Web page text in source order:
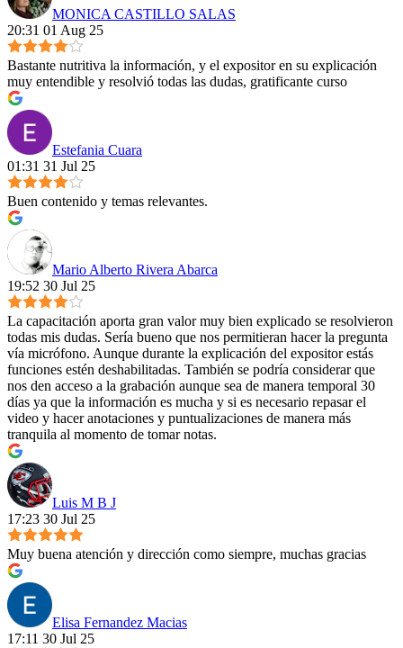
MONICA CASTILLO SALAS
20:31 01 Aug 25
Bastante nutritiva la información, y el expositor en su explicación
muy entendible y resolvió todas las dudas, gratificante curso
Estefania Cuara
01:31 31 Jul 25
Buen contenido y temas relevantes.
Mario Alberto Rivera Abarca
19:52 30 Jul 25
La capacitación aporta gran valor muy bien explicado se resolvieron
todas mis dudas. Sería bueno que nos permitieran hacer la pregunta
vía micrófono. Aunque durante la explicación del expositor estás
funciones estén deshabilitadas. También se podría considerar que
nos den acceso a la grabación aunque sea de manera temporal 30
días ya que la información es mucha y si es necesario repasar el
video y hacer anotaciones y puntualizaciones de manera más
tranquila al momento de tomar notas.
Luis M B J
17:23 30 Jul 25
Muy buena atención y dirección como siempre, muchas gracias
Elisa Fernandez Macias
17:11 30 Jul 25